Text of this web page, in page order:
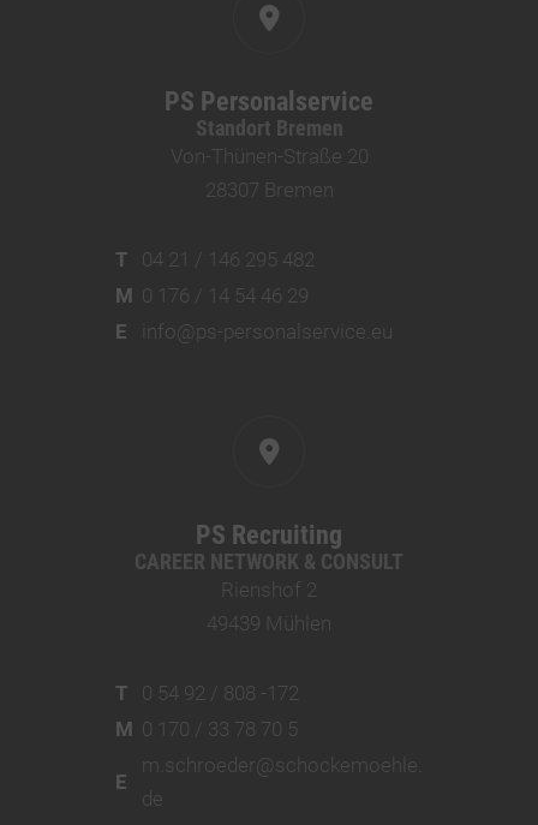
PS Personalservice
Standort Bremen
Von-Thünen-Straße 20
28307 Bremen
T
04 21 / 146 295 482
M 0 176 / 14 54 46 29
E
info@ps-personalservice.eu
PS Recruiting
CAREER NETWORK & CONSULT
Rienshof 2
49439 Mühlen
T
0 54 92 / 808 -172
M 0 170 / 33 78 70 5
E
m.schroeder@schockemoehle.
de